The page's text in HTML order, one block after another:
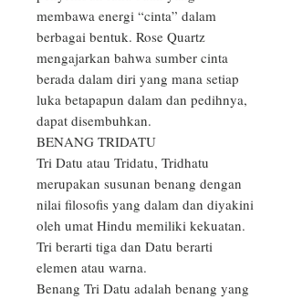
membawa energi “cinta” dalam
berbagai bentuk. Rose Quartz
mengajarkan bahwa sumber cinta
berada dalam diri yang mana setiap
luka betapapun dalam dan pedihnya,
dapat disembuhkan.
BENANG TRIDATU
Tri Datu atau Tridatu, Tridhatu
merupakan susunan benang dengan
nilai filosofis yang dalam dan diyakini
oleh umat Hindu memiliki kekuatan.
Tri berarti tiga dan Datu berarti
elemen atau warna.
Benang Tri Datu adalah benang yang